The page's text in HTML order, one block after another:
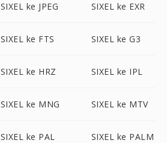
SIXEL ke JPEG SIXEL ke EXR
SIXEL ke FTS SIXEL ke G3
SIXEL ke HRZ SIXEL ke IPL
SIXEL ke MNG SIXEL ke MTV
SIXEL ke PAL SIXEL ke PALM